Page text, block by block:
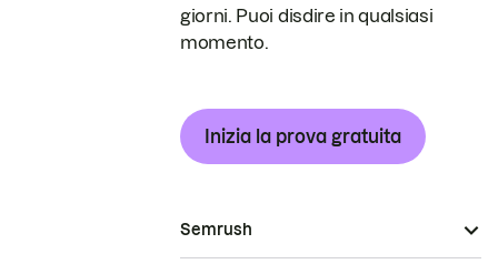
giorni. Puoi disdire in qualsiasi
momento.
Inizia la prova gratuita
Semrush